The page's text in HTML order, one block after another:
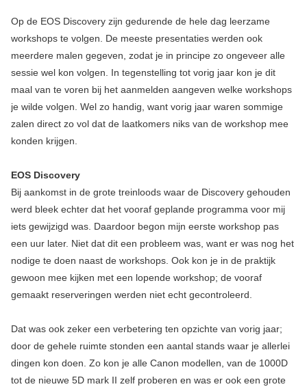
Op de EOS Discovery zijn gedurende de hele dag leerzame
workshops te volgen. De meeste presentaties werden ook
meerdere malen gegeven, zodat je in principe zo ongeveer alle
sessie wel kon volgen. In tegenstelling tot vorig jaar kon je dit
maal van te voren bij het aanmelden aangeven welke workshops
je wilde volgen. Wel zo handig, want vorig jaar waren sommige
zalen direct zo vol dat de laatkomers niks van de workshop mee
konden krijgen.
EOS Discovery
Bij aankomst in de grote treinloods waar de Discovery gehouden
werd bleek echter dat het vooraf geplande programma voor mij
iets gewijzigd was. Daardoor begon mijn eerste workshop pas
een uur later. Niet dat dit een probleem was, want er was nog het
nodige te doen naast de workshops. Ook kon je in de praktijk
gewoon mee kijken met een lopende workshop; de vooraf
gemaakt reserveringen werden niet echt gecontroleerd.
Dat was ook zeker een verbetering ten opzichte van vorig jaar;
door de gehele ruimte stonden een aantal stands waar je allerlei
dingen kon doen. Zo kon je alle Canon modellen, van de 1000D
tot de nieuwe 5D mark II zelf proberen en was er ook een grote